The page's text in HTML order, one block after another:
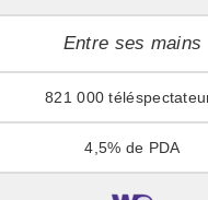
Entre ses mains
821 000
4,5%